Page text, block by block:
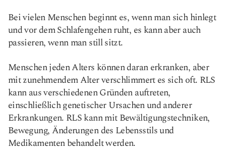
Bei vielen Menschen beginnt es, wenn man sich hinlegt
und vor dem Schlafengehen ruht, es kann aber auch
passieren, wenn man still sitzt.
Menschen jeden Alters können daran erkranken, aber
mit zunehmendem Alter verschlimmert es sich oft. RLS
kann aus verschiedenen Gründen auftreten,
einschließlich genetischer Ursachen und anderer
Erkrankungen. RLS kann mit Bewältigungstechniken,
Bewegung, Änderungen des Lebensstils und
Medikamenten behandelt werden.